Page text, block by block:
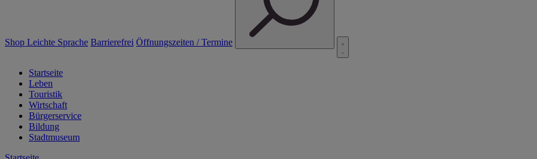
Shop Leichte Sprache Barrierefrei Öffnungszeiten / Termine
Startseite
Leben
Touristik
Wirtschaft
Bürgerservice
Bildung
Stadtmuseum